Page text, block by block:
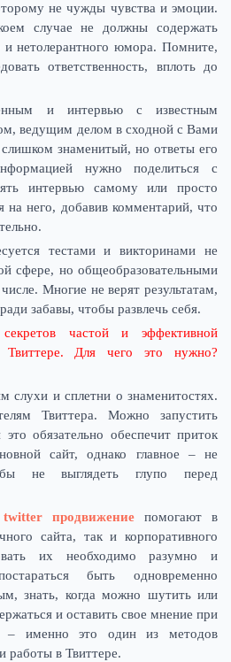
не чужды чувства и эмоции.
случае не должны содержать
и нетолерантного юмора. Помните,
ответственность, вплоть до
и интервью с известным
ведущим делом в сходной с Вами
знаменитый, но ответы его
нужно поделиться с
интервью самому или просто
на него, добавив комментарий, что
тестами и викторинами не
сфере, но общеобразовательными
Многие не верят результатам,
забавы, чтобы развлечь себя.
частой и эффективной
Твиттере. Для чего это нужно?
и сплетни о знаменитостях.
Твиттера. Можно запустить
обязательно обеспечит приток
сайт, однако главное – не
не выглядеть глупо перед
twitter продвижение помогают в
сайта, так и корпоративного
их необходимо разумно и
быть одновременно
знать, когда можно шутить или
и оставить свое мнение при
– именно это один из методов
работы в Твиттере.